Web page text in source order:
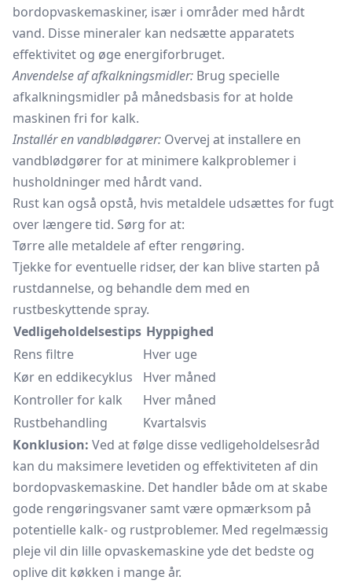
bordopvaskemaskiner, især i områder med hårdt
vand. Disse mineraler kan nedsætte apparatets
effektivitet og øge energiforbruget.
Anvendelse af afkalkningsmidler: Brug specielle
afkalkningsmidler på månedsbasis for at holde
maskinen fri for kalk.
Installér en vandblødgører: Overvej at installere en
vandblødgører for at minimere kalkproblemer i
husholdninger med hårdt vand.
Rust kan også opstå, hvis metaldele udsættes for fugt
over længere tid. Sørg for at:
Tørre alle metaldele af efter rengøring.
Tjekke for eventuelle ridser, der kan blive starten på
rustdannelse, og behandle dem med en
rustbeskyttende spray.
Vedligeholdelsestips Hyppighed
Rens filtre
Hver uge
Kør en eddikecyklus
Hver måned
Kontroller for kalk
Hver måned
Rustbehandling
Kvartalsvis
Konklusion: Ved at følge disse vedligeholdelsesråd
kan du maksimere levetiden og effektiviteten af din
bordopvaskemaskine. Det handler både om at skabe
gode rengøringsvaner samt være opmærksom på
potentielle kalk- og rustproblemer. Med regelmæssig
pleje vil din lille opvaskemaskine yde det bedste og
oplive dit køkken i mange år.